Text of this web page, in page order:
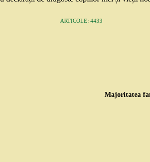
ARTICOLE: 4433
Majoritatea